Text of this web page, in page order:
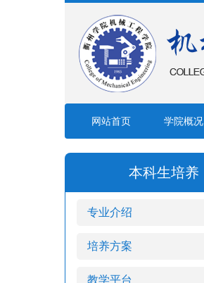
网站首页 学院概况
本科生培养
专业介绍
培养方案
教学平台